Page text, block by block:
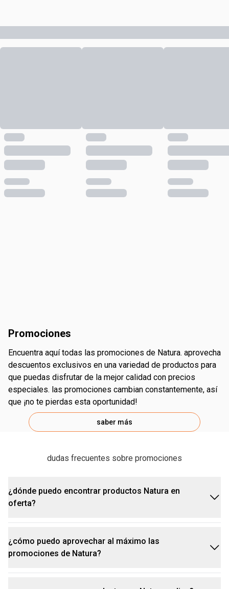
promociones
encuentra aquí todas las promociones de Natura. aprovecha
descuentos exclusivos en una variedad de productos para
que puedas disfrutar de la mejor calidad con precios
especiales. las promociones cambian constantemente, así
que ¡no te pierdas esta oportunidad!
saber más
dudas frecuentes sobre promociones
¿dónde puedo encontrar productos Natura en
oferta?
encuentra productos Natura en oferta en nuestra
página web o en la app. allí podrás acceder a
descuentos especiales, promociones Natura Friday,
¿cómo puedo aprovechar al máximo las
promociones de Natura?